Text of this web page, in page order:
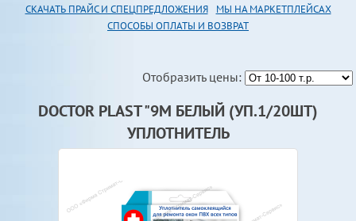
СКАЧАТЬ ПРАЙС И СПЕЦПРЕДЛОЖЕНИЯ
МЫ НА МАРКЕТПЛЕЙСАХ
СПОСОБЫ ОПЛАТЫ И ВОЗВРАТ
Отобразить цены:
DOCTOR PLAST "9М БЕЛЫЙ (УП.1/20ШТ)
УПЛОТНИТЕЛЬ